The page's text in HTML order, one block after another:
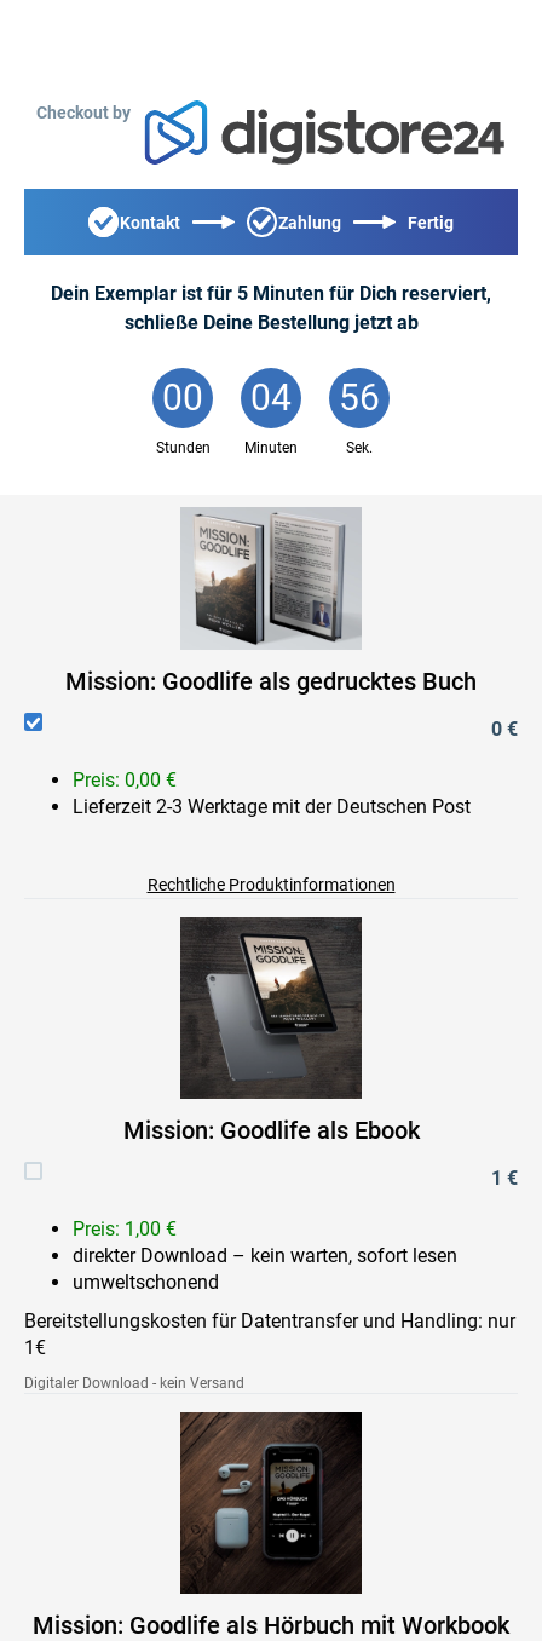
Checkout by
Kontakt Zahlung Fertig
Dein Exemplar ist für 5 Minuten für Dich reserviert,
schließe Deine Bestellung jetzt ab
00 04 56
Stunden Minuten Sek.
Mission: Goodlife als gedrucktes Buch
0 €
Preis: 0,00 €
Lieferzeit 2-3 Werktage mit der Deutschen Post
Rechtliche Produktinformationen
Mission: Goodlife als Ebook
1 €
Preis: 1,00 €
direkter Download – kein warten, sofort lesen
umweltschonend
Bereitstellungskosten für Datentransfer und Handling: nur
1€
Digitaler Download - kein Versand
Mission: Goodlife als Hörbuch mit Workbook